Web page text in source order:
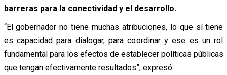
barreras para la conectividad y el desarrollo.
“El gobernador no tiene muchas atribuciones, lo que sí tiene
es capacidad para dialogar, para coordinar y ese es un rol
fundamental para los efectos de establecer políticas públicas
que tengan efectivamente resultados”, expresó.